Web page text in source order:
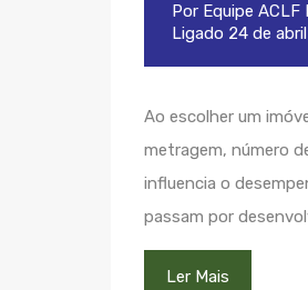
Por Equipe ACLF
Ligado 24 de
Ao escolher um
metragem, número
influencia o
passam por
Ler Mais